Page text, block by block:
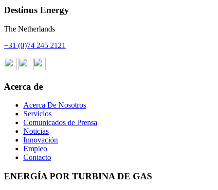
Destinus Energy
The Netherlands
+31 (0)74 245 2121
Acerca de
Acerca De Nosotros
Servicios
Comunicados de Prensa
Noticias
Innovación
Empleo
Contacto
ENERGÍA POR TURBINA DE GAS